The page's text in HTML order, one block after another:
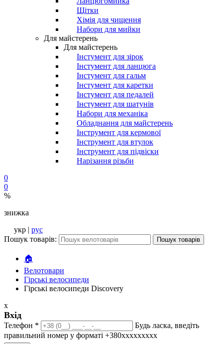
Щітки
Хімія для чищення
Набори для мийки
Для майстерень
Для майстерень
Інстумент для зірок
Інстумент для ланцюга
Інстумент для гальм
Інстумент для каретки
Інстумент для педалей
Інстумент для шатунів
Набори для механіка
Обладнання для майстерень
Інструмент для кермової
Інструмент для втулок
Інструмент для підвіски
Нарізання різьби
0
0
%
знижка
укр | рус
Пошук товарів:
Пошук товарів
🏠
Велотовари
Гірські велосипеди
Гірські велосипеди Discovery
x
Вхід
Телефон *
Будь ласка, введіть
правильний номер у форматі +380ххххххххх